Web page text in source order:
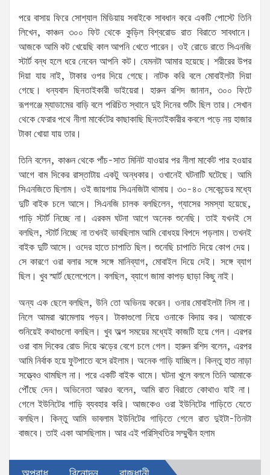
পরে বাসায় ফিরে সোশ্যাল মিডিয়ায় সবাইকে সাবধান করে একটি পোস্টে তিনি
লিখেন, কাঞ্চন ৩০০ ফিট থেকে কুড়িল বিশ্বরোড রাত বিরাতে সাবধানে।
আজকে আমি কট খেয়েছি কাল আপনি খেতে পারেন। ওই রোডে রাতে সিএনজি
স্টার্ট বন্ধ হলে ধরে নেবেন আপনি কট। যেমনটা আমার হয়েছে। শরীরের উপর
দিয়া যায় নাই, টাকার ওপর দিয়ে গেছে। নাটক করি বলে মোবাইলটা দিয়া
গেছে। ধন্যবাদ ছিনতাইকারী ভাইয়েরা। হারুন রশিদ জানান, ৩০০ ফিটে
রূপগঞ্জে ম্যাডামের বাড়ি বলে পরিচিত স্থানে দুই দিনের শুটিং ছিল তার। সেখান
থেকে ফেরার পথে নীলা মার্কেটের কাছাকাছি ছিনতাইকারীর কবলে পড়ে নয় হাজার
টাকা খোয়া যায় তার।
তিনি বলেন, কাঞ্চন থেকে পাঁচ-সাত মিনিট যাওয়ার পর নীলা মার্কেট পার হওয়ার
আগে বাম দিকের রাস্তাটায় একটু অন্ধকার। ওখানেই ঘটনাটি ঘটেছে। আমি
সিএনজিতে ছিলাম। ওই জায়গায় সিএনজিটা থামায়। ৩০-৪০ সেকেন্ডের মধ্যে
দুটি বাইক চলে আসে। সিএনজি চালক বলছিলেন, গ্যাসের সমস্যা হয়েছে,
গাড়ি স্টার্ট নিচ্ছে না। এরকম ঘটনা আগে অনেক শুনেছি। তাই যখনই সে
বলছিল, স্টার্ট নিচ্ছে না তখনই ভাবছিলাম আমি বোধহয় বিপদে পড়লাম। তখনই
বাইক দুটি আসে। ওদের হাতে চাপাতি ছিল। শুনেছি চাপাতি দিয়ে কোপ দেয়।
সে কারণে ওরা বলার সঙ্গে সঙ্গে মানিব্যাগ, মোবাইল দিয়ে দেই। সঙ্গে ব্যাগ
ছিল। খুব স্মার্ট ছেলেপেলে। বলছিল, ব্যাগে জামা কাপড় ছাড়া কিছু নাই।
অন্য এক ছেলে বলছিল, উনি তো অভিনয় করেন। ওনার মোবাইলটা নিস না।
নিলে আমরা ঝামেলায় পড়ব। টাকাগুলো নিয়ে ওনাকে বিদায় কর। আমাকে
শুনিয়েই কথাগুলো বলছিল। খুব অল্প সময়ের মধ্যেই কাজটি হয়ে গেল। এরপর
ওরা বাম দিকের রোড দিয়ে ঝড়ের বেগে চলে গেল। হারুন রশিদ বলেন, এরপর
আমি নির্বাক হয়ে ফুটপাতে বসে রইলাম। অনেক গাড়ি যাচ্ছিল। কিন্তু হাত নাড়া
সত্ত্বেও থামছিল না। পরে একটি বাইক থামে। ঘটনা খুলে বললে তিনি আমাকে
পৌঁছে দেন। অভিনেতা আরও বলেন, আমি রাত বিরাতে কোথাও যাই না।
গেলে ইউনিটের গাড়ি ব্যবহার করি। আজকেও ওরা ইউনিটের গাড়িতে যেতে
বলছিল। কিন্তু আমি ভাবলাম ইউনিটের গাড়িতে গেলে রাত দুইটা-তিনটা
বাজবে। তাই একা আসছিলাম। আর এই পরিস্থিতির সম্মুখীন হলাম